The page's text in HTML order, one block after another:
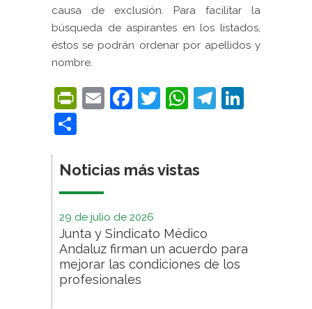
causa de exclusión. Para facilitar la
búsqueda de aspirantes en los listados,
éstos se podrán ordenar por apellidos y
nombre.
PrintFriendly
EmailFacebook
Twitter
WhatsApp
Noticias más vistas
29 de julio de 2026
Junta y Sindicato Médico
Andaluz firman un acuerdo para
mejorar las condiciones de los
profesionales